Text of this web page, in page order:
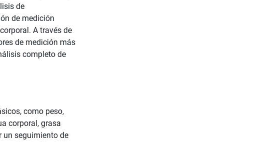
de
de medición
A través de
de medición más
completo de
como peso,
corporal, grasa
un seguimiento de